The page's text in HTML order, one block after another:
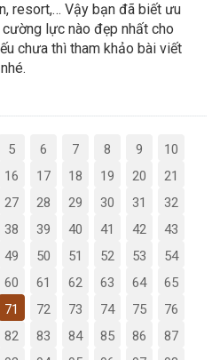
resort,… Vậy bạn đã biết ưu
lực nào đẹp nhất cho
chưa thì tham khảo bài viết
5 6 7 8 9
10
16 17 18 19 20
21
27 28 29 30 31
32
38 39 40 41 42
43
49 50 51 52 53
54
60 61 62 63 64
65
71 72 73 74 75
76
82 83 84 85 86
87